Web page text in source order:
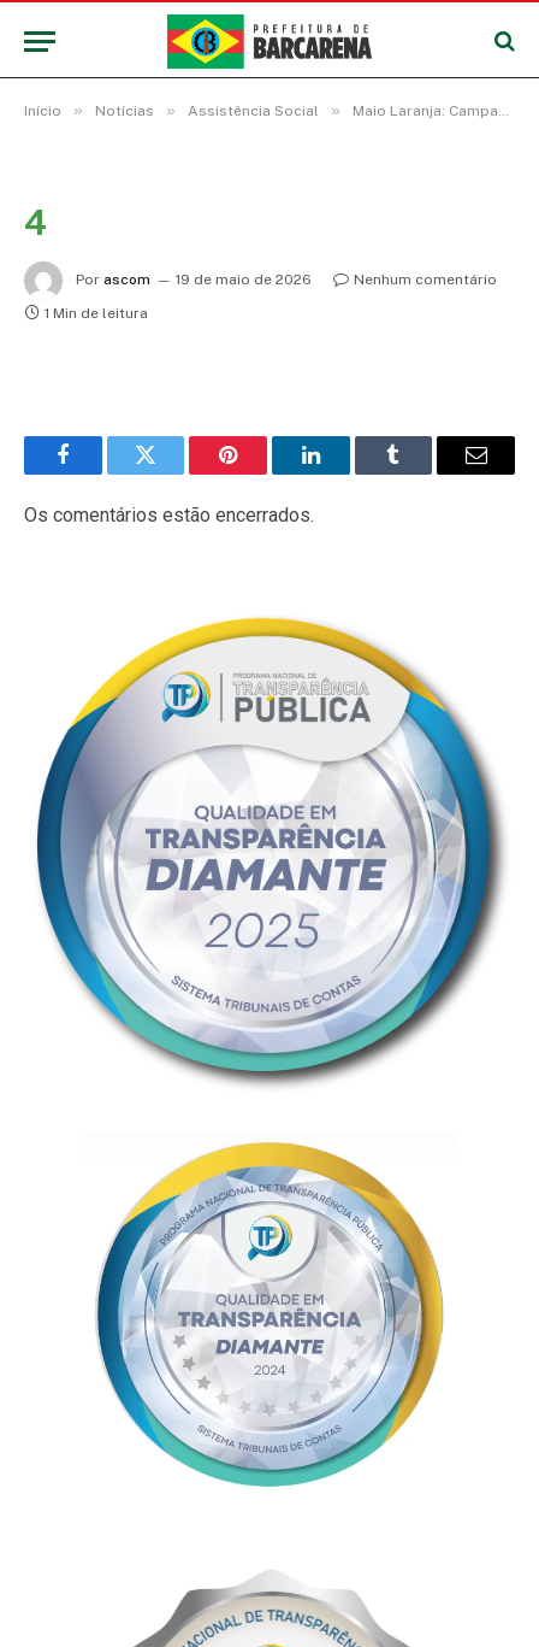
Início » Notícias » Assistência Social » Maio Laranja: Campanha liga o alerta contra casos de abuso e exploração sexual infantil
4
Por ascom 19 de maio de 2026
Nenhum comentário
1 Min de leitura
FacebookTwitter Pinterest LinkedInTumblr
E-
Os comentários estão encerrados.